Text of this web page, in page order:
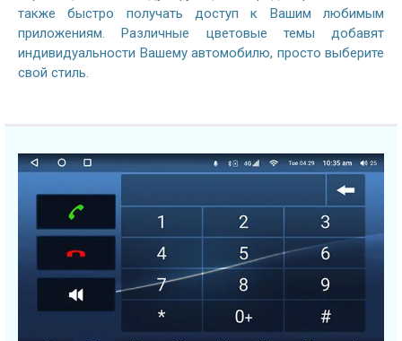
также быстро получать доступ к Вашим любимым
приложениям. Различные цветовые темы добавят
индивидуальности Вашему автомобилю, просто выберите
свой стиль.